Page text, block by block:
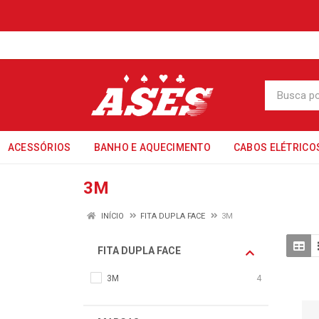
ACESSÓRIOS BANHO E AQUECIMENTO CABOS
3M
INÍCIO FITA DUPLA FACE 3M
FITA DUPLA FACE
3M 4